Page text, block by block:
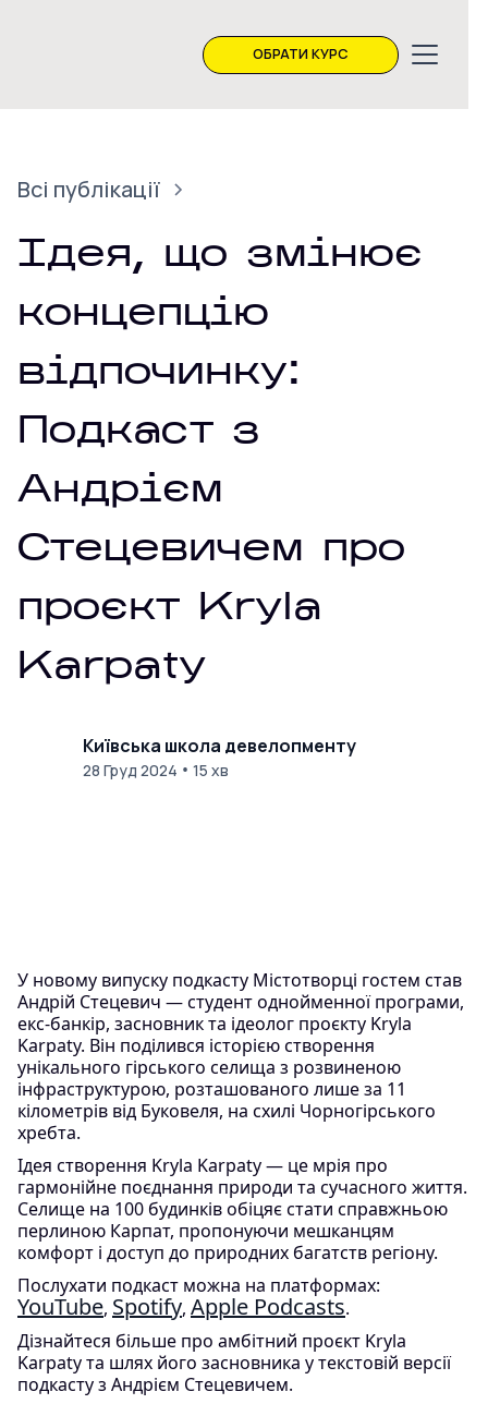
ОБРАТИ КУРС
Всі публікації
Ідея, що змінює
концепцію
відпочинку:
Подкаст з
Андрієм
Стецевичем про
проєкт Kryla
Karpaty
Київська школа девелопменту
28 Груд 2024 • 15 хв
У новому випуску подкасту Містотворці гостем став
Андрій Стецевич — студент однойменної програми,
екс-банкір, засновник та ідеолог проєкту Kryla
Karpaty. Він поділився історією створення
унікального гірського селища з розвиненою
інфраструктурою, розташованого лише за 11
кілометрів від Буковеля, на схилі Чорногірського
хребта.
Ідея створення Kryla Karpaty — це мрія про
гармонійне поєднання природи та сучасного життя.
Селище на 100 будинків обіцяє стати справжньою
перлиною Карпат, пропонуючи мешканцям
комфорт і доступ до природних багатств регіону.
Послухати подкаст можна на платформах:
YouTube, Spotify, Apple Podcasts.
Дізнайтеся більше про амбітний проєкт Kryla
Karpaty та шлях його засновника у текстовій версії
подкасту з Андрієм Стецевичем.